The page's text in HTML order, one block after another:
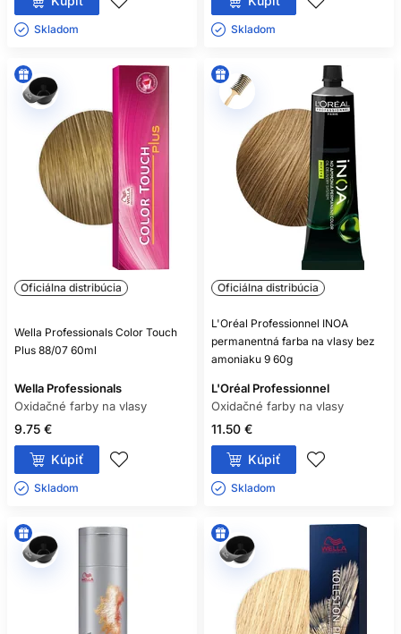
Skladom ㅤ Skladom ㅤ
Oficiálna distribúcia
Wella Professionals Color Touch
Plus 88/07 60ml
Wella Professionals
Oxidačné farby na vlasy
9.75 €
Kúpiť
Skladom ㅤ
Oficiálna distribúcia
L'Oréal Professionnel INOA
permanentná farba na vlasy bez
amoniaku 9 60g
L'Oréal Professionnel
Oxidačné farby na vlasy
11.50 €
Kúpiť
Skladom ㅤ